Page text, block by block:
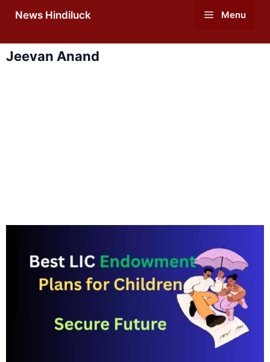
News Hindiluck Menu
Jeevan Anand